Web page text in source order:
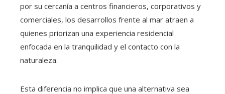
por su cercanía a centros financieros, corporativos y
comerciales, los desarrollos frente al mar atraen a
quienes priorizan una experiencia residencial
enfocada en la tranquilidad y el contacto con la
naturaleza.
Esta diferencia no implica que una alternativa sea